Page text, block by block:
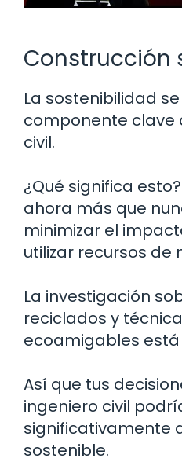
Construcción
La sostenibilidad
componente clave
civil.
¿Qué significa
ahora más que
minimizar el
utilizar recursos de
La investigación
reciclados y
ecoamigables está
Así que tus
ingeniero civil
significativamente
sostenible.